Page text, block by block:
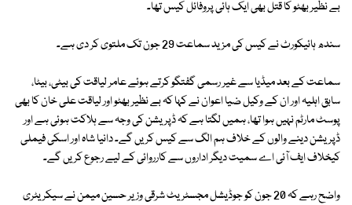
بے نظیر بھٹو کا قتل بھی ایک ہائی پروفائل کیس تھا۔
سندھ ہائیکورٹ نے کیس کی مزید سماعت 29 جون تک ملتوی کر دی ہے۔
سماعت کے بعد میڈیا سے غیر رسمی گفتگو کرتے ہوئے عامر لیاقت کی بیٹی، بیٹا،
سابق اہلیہ اور ان کے وکیل ضیا اعوان نے کہا کہ بے نظیر بھٹو اور لیاقت علی خان کا بھی
پوسٹ مارٹم نہیں ہوا تھا، ہمیں لگتا ہے کہ ڈپریشن کی وجہ سے ہلاکت ہوئی ہے اور
ڈپریشن دینے والوں کے خلاف ہم الگ سے کیس کریں گے۔ دانیا شاہ اور اسکی فیملی
کیخلاف ایف آئی اے سمیت دیگر اداروں سے کارروائی کے لیے رجوع کریں گے۔
واضح رہے کہ 20 جون کو جوڈیشل مجسٹریٹ شرقی وزیر حسین میمن نے سیکریٹری